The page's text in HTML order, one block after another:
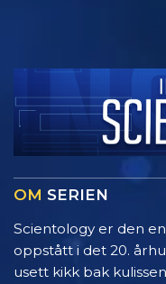
OM SERIEN
Scientology er den
oppstått i det 20.
usett kikk bak